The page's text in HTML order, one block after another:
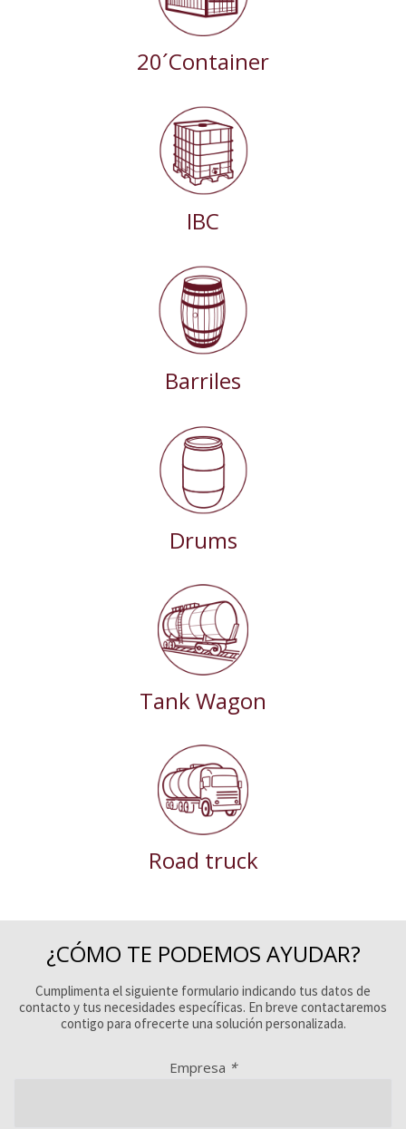
20´Container
IBC
Barriles
Drums
Tank Wagon
Road truck
¿CÓMO TE PODEMOS AYUDAR?
Cumplimenta el siguiente formulario indicando tus datos de
contacto y tus necesidades específicas. En breve contactaremos
contigo para ofrecerte una solución personalizada.
Empresa *